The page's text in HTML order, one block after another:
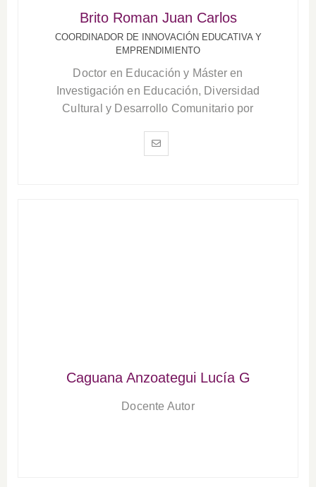
Brito Roman Juan Carlos
COORDINADOR DE INNOVACIÓN EDUCATIVA Y
EMPRENDIMIENTO
Doctor en Educación y Máster en
Investigación en Educación, Diversidad
Cultural y Desarrollo Comunitario por
Caguana Anzoategui Lucía G
Docente Autor